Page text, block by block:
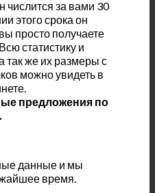
числится за вами 30
этого срока он
просто получаете
статистику и
так же их размеры с
можно увидеть в
предложения по
данные и мы
время.